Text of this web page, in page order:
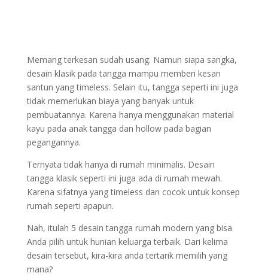
Memang terkesan sudah usang. Namun siapa sangka,
desain klasik pada tangga mampu memberi kesan
santun yang timeless. Selain itu, tangga seperti ini juga
tidak memerlukan biaya yang banyak untuk
pembuatannya. Karena hanya menggunakan material
kayu pada anak tangga dan hollow pada bagian
pegangannya.
Ternyata tidak hanya di rumah minimalis. Desain
tangga klasik seperti ini juga ada di rumah mewah.
Karena sifatnya yang timeless dan cocok untuk konsep
rumah seperti apapun.
Nah, itulah 5 desain tangga rumah modern yang bisa
Anda pilih untuk hunian keluarga terbaik. Dari kelima
desain tersebut, kira-kira anda tertarik memilih yang
mana?